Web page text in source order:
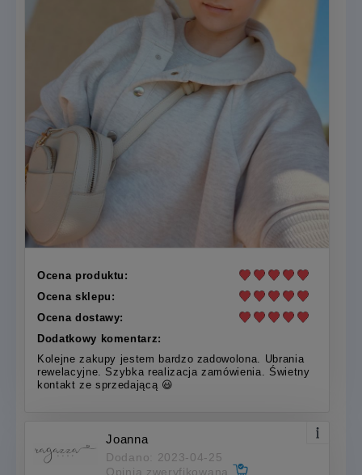
Ocena produktu:
Ocena sklepu:
Ocena dostawy:
Dodatkowy komentarz:
Kolejne zakupy jestem bardzo zadowolona. Ubrania
rewelacyjne. Szybka realizacja zamówienia. Świetny
kontakt ze sprzedającą 😃
Joanna
Dodano: 2023-04-25
Opinia zweryfikowana